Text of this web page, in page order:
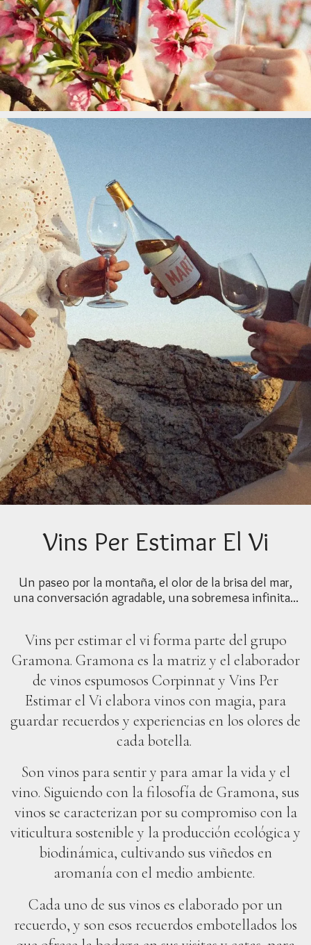
Vins Per Estimar El Vi
Un paseo por la montaña, el olor de la brisa del mar,
una conversación agradable, una sobremesa infinita...
Vins per estimar el vi forma parte del grupo
Gramona. Gramona es la matriz y el elaborador
de vinos espumosos Corpinnat y Vins Per
Estimar el Vi elabora vinos con magia, para
guardar recuerdos y experiencias en los olores de
cada botella.
Son vinos para sentir y para amar la vida y el
vino. Siguiendo con la filosofía de Gramona, sus
vinos se caracterizan por su compromiso con la
viticultura sostenible y la producción ecológica y
biodinámica, cultivando sus viñedos en
aromanía con el medio ambiente.
Cada uno de sus vinos es elaborado por un
recuerdo, y son esos recuerdos embotellados los